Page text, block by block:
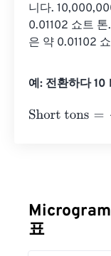
니다.
0.01102 쇼트
은 약 0.01102
예: 전환하다
Short tons
10
표